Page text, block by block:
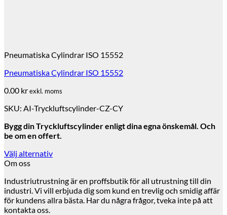
Pneumatiska Cylindrar ISO 15552
Pneumatiska Cylindrar ISO 15552
0.00 krexkl. moms
SKU: AI-Tryckluftscylinder-CZ-CY
Bygg din Tryckluftscylinder enligt dina egna önskemål. Och
be om en offert.
Välj alternativ
Om oss
Industriutrustning är en proffsbutik för all utrustning till din
industri. Vi vill erbjuda dig som kund en trevlig och smidig affär
för kundens allra bästa. Har du några frågor, tveka inte på att
kontakta oss.